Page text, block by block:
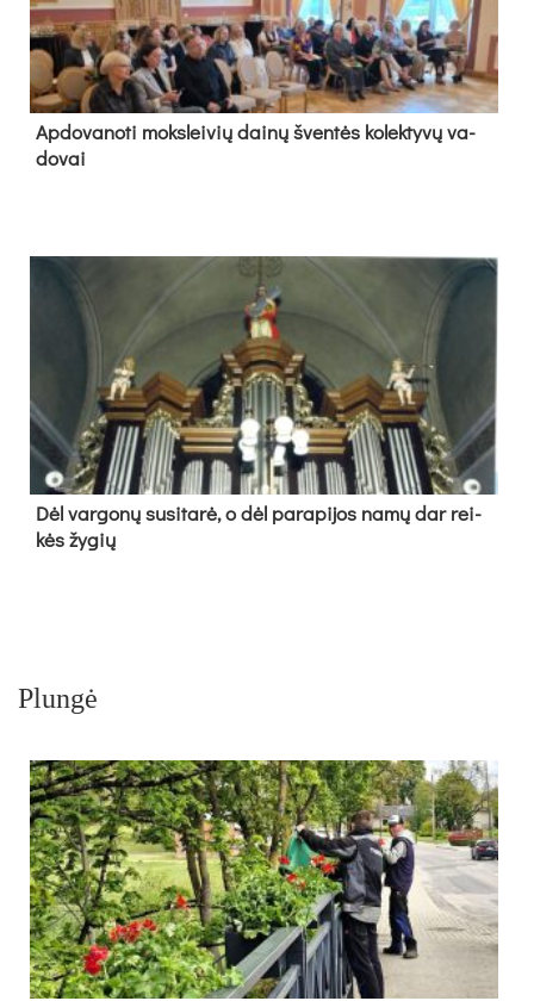
Ap­do­va­no­ti moks­lei­vių dai­nų šven­tės ko­lek­ty­vų va­
do­vai
Dėl var­go­nų su­si­ta­rė, o dėl pa­ra­pi­jos na­mų dar rei­
kės žy­gių
Plungė